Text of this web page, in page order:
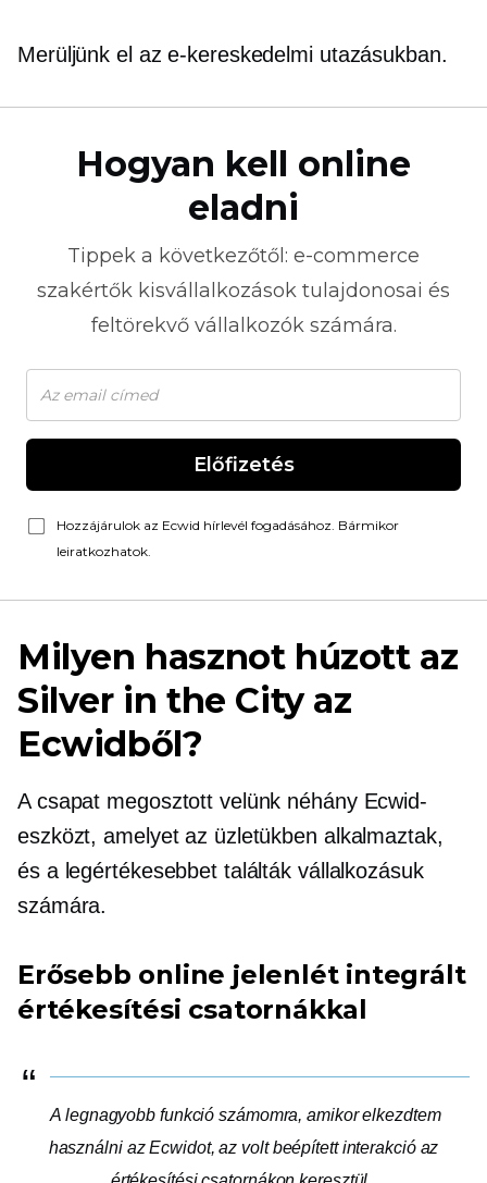
Merüljünk el az e-kereskedelmi utazásukban.
Hogyan kell online
eladni
Tippek a következőtől: e-commerce
szakértők kisvállalkozások tulajdonosai és
feltörekvő vállalkozók számára.
Előfizetés
Hozzájárulok az Ecwid hírlevél fogadásához. Bármikor
leiratkozhatok.
Milyen hasznot húzott az
Silver in the City az
Ecwidből?
A csapat megosztott velünk néhány Ecwid-
eszközt, amelyet az üzletükben alkalmaztak,
és a legértékesebbet találták vállalkozásuk
számára.
Erősebb online jelenlét integrált
értékesítési csatornákkal
A legnagyobb funkció számomra, amikor elkezdtem
használni az Ecwidot, az voltbeépítettinterakció az